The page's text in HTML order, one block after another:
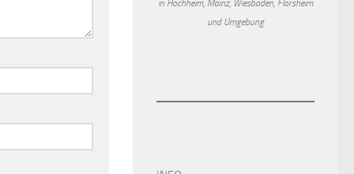
in Hochheim, Mainz, Wiesbaden, Flörsheim
und Umgebung